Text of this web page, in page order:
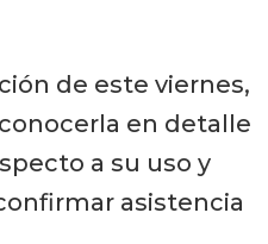
de este viernes,
en detalle
a su uso y
asistencia